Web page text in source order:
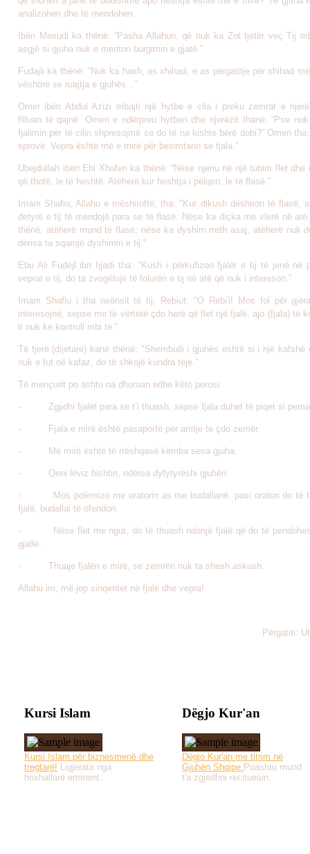
analizohen dhe të mendohen.
Ibën Mesudi ka thënë: “Pasha Allahun, që nuk ka Zot tjetër veç Tij
asgjë si gjuha nuk e meriton burgimin e gjatë.”
Fudajli ka thënë: “Nuk ka haxh, as xhihad, e as përgatitje për xhihad
vështirë se ruajtja e gjuhës…”
Omer ibën Abdul Azizi mbajti një hytbe e cila i preku zemrat e
filluan të qajnë. Omeri e ndërpreu hytben dhe njerëzit thanë: “Pse
fjalimin për të cilin shpresojmë se do të na kishte bërë dobi?” Omeri
sprovë. Vepra është më e mirë për besimtarin se fjala.”
Ubejdullah ibën Ebi Xhaferi ka thënë: “Nëse njeriu në një tubim flet dhe
që thotë, le të heshtë. Atëherë kur heshtja i pëlqen, le të flasë.”
Imam Shafiu, Allahu e mëshiroftë, tha: "Kur dikush dëshiron të flasë,
detyrë e tij të mendojë para se të flasë. Nëse ka diçka me vlerë në
thënë, atëherë mund të flasë; nëse ka dyshim rreth asaj, atëherë nuk
derisa ta sqarojë dyshimin e tij."
Ebu Ali Fudejl ibn Ijjadi tha: "Kush i përkufizon fjalët e tij të jenë në
veprat e tij, do ta zvogëlojë të folurën e tij në atë që nuk i intereson."
Imam Shafiu i tha nxënsit të tij, Rebiut: "O Rebi'i! Mos fol për
interesojnë, sepse me të vërtetë çdo herë që flet një fjalë, ajo (fjala) të
ti nuk ke kontroll mbi të."
Të tjerë (dijetarë) kanë thënë: "Shembulli i gjuhës është si i një kafshë
nuk e fut në kafaz, do të shkojë kundra teje."
Të mençurit po ashtu na dhuruan edhe këto porosi:
- Zgjidhi fjalët para se t’i thuash, sepse fjala duhet të piqet si
- Fjala e mirë është pasaportë për arritje te çdo zemër.
- Më mirë është të rrëshqasë këmba sesa gjuha.
- Qeni lëviz bishtin, ndërsa dyfytyrëshi gjuhën.
- Mos polemizo me oratorin as me budallanë, pasi oratori do të
fjalë, budallai të ofendon.
- Nëse flet me ngut, do të thuash ndonjë fjalë që do të
gjallë.
- Thuaje fjalën e mirë, se zemrën nuk ta shesh askush.
Allahu im, më jep sinqeritet në fjalë dhe vepra!
Përgatiti:
Kursi Islam
Kursi Islam për biznesmenë dhe
tregtarë! Ligjërata nga
hoxhallarë eminent.
Dëgjo Kur'an
Dëgjo Kur'an me titrim në
Gjuhën Shqipe. Poashtu mund
t'a zgjedhni recituesin.